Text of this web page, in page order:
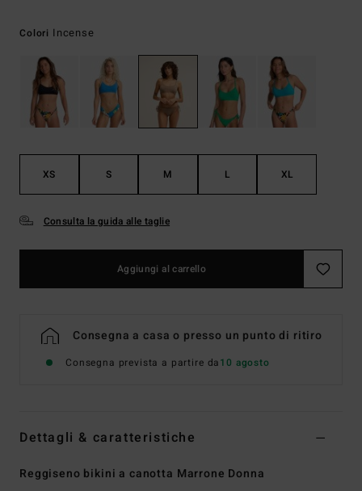
Colori Incense
XS S M L XL
Consulta la guida alle taglie
Aggiungi al carrello
Consegna a casa o presso un punto di ritiro
Consegna prevista a partire da10 agosto
Dettagli & caratteristiche
Reggiseno bikini a canotta Marrone Donna